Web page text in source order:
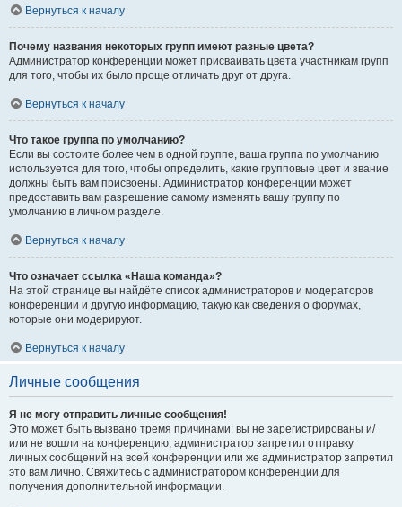
Вернуться к началу
Почему названия некоторых групп имеют разные цвета?
Администратор конференции может присваивать цвета участникам групп
для того, чтобы их было проще отличать друг от друга.
Вернуться к началу
Что такое группа по умолчанию?
Если вы состоите более чем в одной группе, ваша группа по умолчанию
используется для того, чтобы определить, какие групповые цвет и звание
должны быть вам присвоены. Администратор конференции может
предоставить вам разрешение самому изменять вашу группу по
умолчанию в личном разделе.
Вернуться к началу
Что означает ссылка «Наша команда»?
На этой странице вы найдёте список администраторов и модераторов
конференции и другую информацию, такую как сведения о форумах,
которые они модерируют.
Вернуться к началу
Личные сообщения
Я не могу отправить личные сообщения!
Это может быть вызвано тремя причинами: вы не зарегистрированы и/
или не вошли на конференцию, администратор запретил отправку
личных сообщений на всей конференции или же администратор запретил
это вам лично. Свяжитесь с администратором конференции для
получения дополнительной информации.